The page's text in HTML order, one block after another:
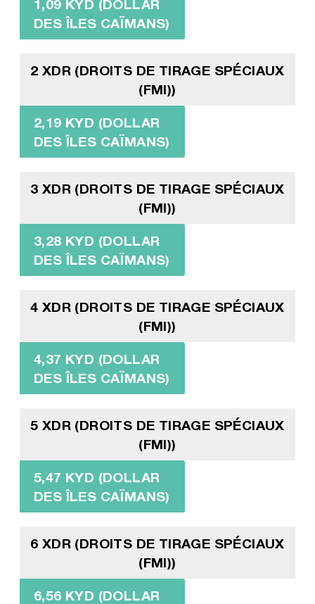
1,09 KYD (DOLLAR
DES ÎLES CAÏMANS)
2 XDR (DROITS DE TIRAGE SPÉCIAUX
(FMI))
2,19 KYD (DOLLAR
DES ÎLES CAÏMANS)
3 XDR (DROITS DE TIRAGE SPÉCIAUX
(FMI))
3,28 KYD (DOLLAR
DES ÎLES CAÏMANS)
4 XDR (DROITS DE TIRAGE SPÉCIAUX
(FMI))
4,37 KYD (DOLLAR
DES ÎLES CAÏMANS)
5 XDR (DROITS DE TIRAGE SPÉCIAUX
(FMI))
5,47 KYD (DOLLAR
DES ÎLES CAÏMANS)
6 XDR (DROITS DE TIRAGE SPÉCIAUX
(FMI))
6,56 KYD (DOLLAR